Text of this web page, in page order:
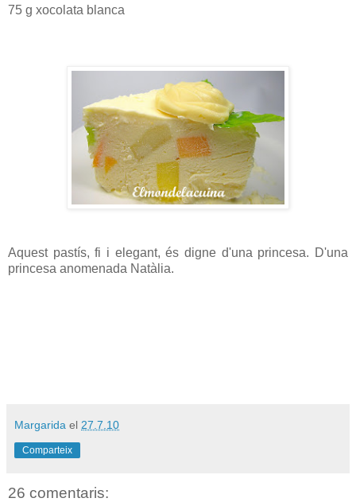
75 g xocolata blanca
Aquest pastís, fi i elegant, és digne d'una princesa. D'una
princesa anomenada Natàlia.
Margarida el 27.7.10
Comparteix
26 comentaris: